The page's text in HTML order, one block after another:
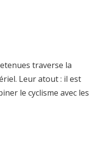
traverse la
Leur atout : il est
le cyclisme avec les